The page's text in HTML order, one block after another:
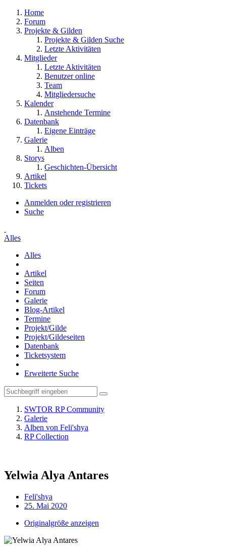
Home
Forum
Projekte & Gilden
Projekte & Gilden Suche
Letzte Aktivitäten
Mitglieder
Letzte Aktivitäten
Benutzer online
Team
Mitgliedersuche
Kalender
Anstehende Termine
Datenbank
Eigene Einträge
Galerie
Alben
Storys
Geschichten-Übersicht
Artikel
Tickets
Anmelden oder registrieren
Suche
Alles
Alles
Artikel
Seiten
Forum
Galerie
Blog-Artikel
Termine
Projekt/Gilde
Projekt/Gildeseiten
Datenbank
Ticketsystem
Erweiterte Suche
SWTOR RP Community
Galerie
Alben von Feli'shya
RP Collection
Yelwia Alya Antares
Feli'shya
25. Mai 2020
Originalgröße anzeigen